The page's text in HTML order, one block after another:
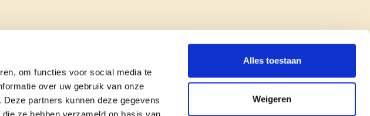
om functies voor social media te
over uw gebruik van onze
partners kunnen deze gegevens
Alles toestaan
Weigeren